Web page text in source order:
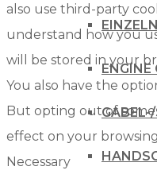
ENGINE
also use third-party
understand how you
will be stored in your
You also have the
But opting out of some
effect on your
Necessary